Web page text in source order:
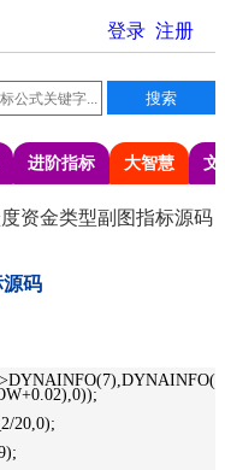
进阶指标 大智慧 文
资金类型副图指标源码
码
20,0);